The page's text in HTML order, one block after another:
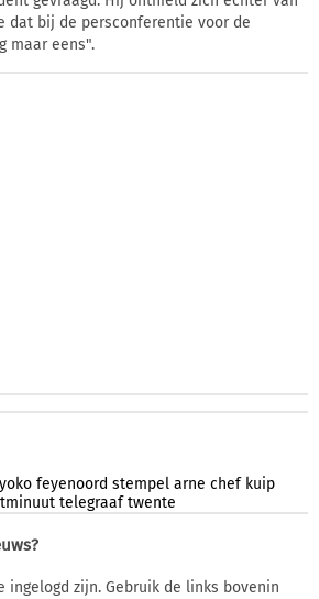
dat bij de persconferentie voor de
maar eens".
feyenoord stempel arne chef kuip
telegraaf twente
ingelogd zijn. Gebruik de links bovenin